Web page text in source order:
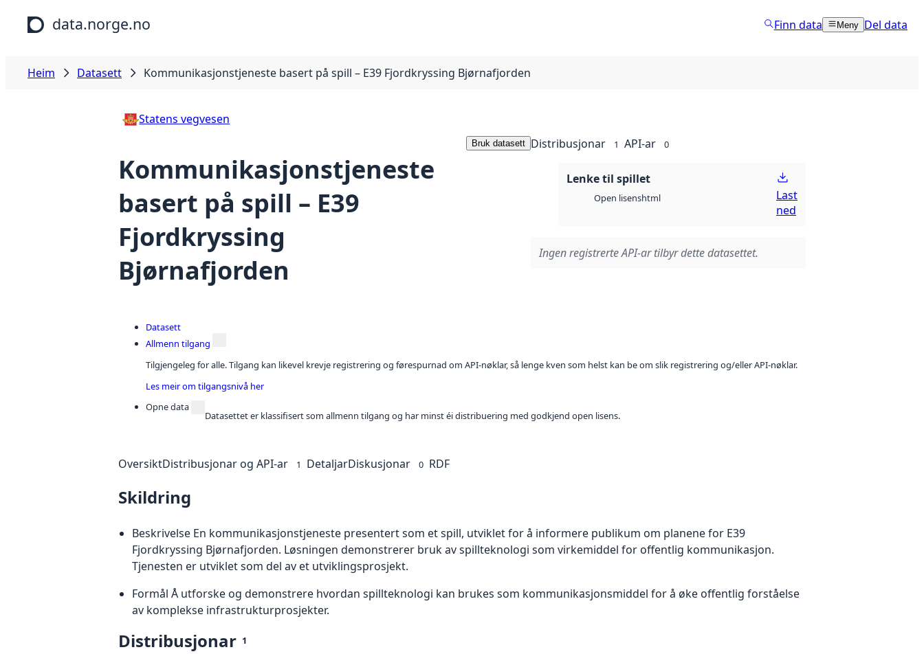
Hopp til hovudinnhald
data.norge.no Finn data Meny Del data
Heim Datasett Kommunikasjonstjeneste basert på spill – E39 Fjordkryssing Bjørnafjorden
Statens vegvesen
Kommunikasjonstjeneste
basert på spill – E39
Fjordkryssing
Bjørnafjorden
Bruk datasett Distribusjonar 1 API-ar 0
Lenke til spillet
Open lisenshtml
Last
ned
Ingen registrerte API-ar tilbyr dette datasettet.
Datasett
Allmenn tilgang
Tilgjengeleg for alle. Tilgang kan likevel krevje registrering og førespurnad om API-nøklar, så lenge kven som helst kan be om slik registrering og/eller API-nøklar.
Les meir om tilgangsnivå her
Opne data
Datasettet er klassifisert som allmenn tilgang og har minst éi distribuering med godkjend open lisens.
OversiktDistribusjonar og API-ar 1 DetaljarDiskusjonar 0 RDF
Skildring
Beskrivelse En kommunikasjonstjeneste presentert som et spill, utviklet for å informere publikum om planene for E39
Fjordkryssing Bjørnafjorden. Løsningen demonstrerer bruk av spillteknologi som virkemiddel for offentlig kommunikasjon.
Tjenesten er utviklet som del av et utviklingsprosjekt.
Formål Å utforske og demonstrere hvordan spillteknologi kan brukes som kommunikasjonsmiddel for å øke offentlig forståelse
av komplekse infrastrukturprosjekter.
Distribusjonar 1